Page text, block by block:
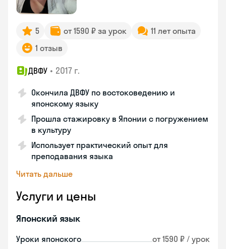
5 от 1590 ₽ за урок
11 лет опыта
1 отзыв
ДВФУ • 2017 г.
Окончила ДВФУ по востоковедению и
японскому языку
Прошла стажировку в Японии с погружением
в культуру
Использует практический опыт для
преподавания языка
Читать дальше
Услуги и цены
Японский язык
Уроки японского от 1590 ₽ / урок